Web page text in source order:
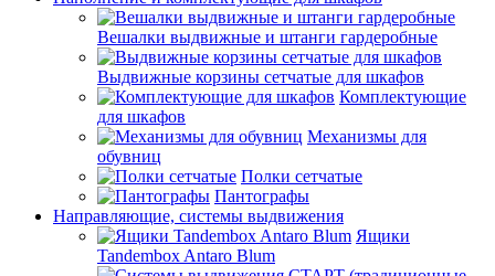
Вешалки выдвижные и штанги гардеробные
Выдвижные корзины сетчатые для шкафов
Комплектующие
для шкафов
Механизмы для
обувниц
Полки сетчатые
Пантографы
Направляющие, системы выдвижения
Ящики
Tandembox Antaro Blum